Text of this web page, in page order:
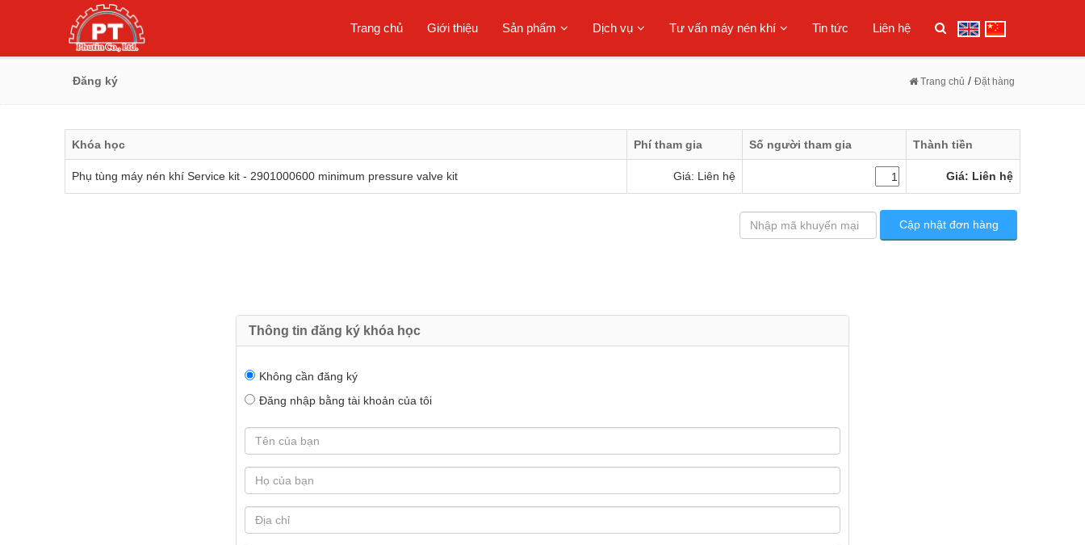
Trang chủ Giới thiệu Sản phẩm Dịch vụ Tư vấn máy nén khí Tin tức Liên hệ
Đăng ký Trang chủ / Đặt hàng
Khóa học Phí tham gia Số người tham gia Thành tiền
Phụ tùng máy nén khí Service kit - 2901000600 minimum pressure valve kit Giá: Liên hệ Giá: Liên hệ
Thông tin đăng ký khóa học
Không cần đăng ký
Đăng nhập bằng tài khoản của tôi